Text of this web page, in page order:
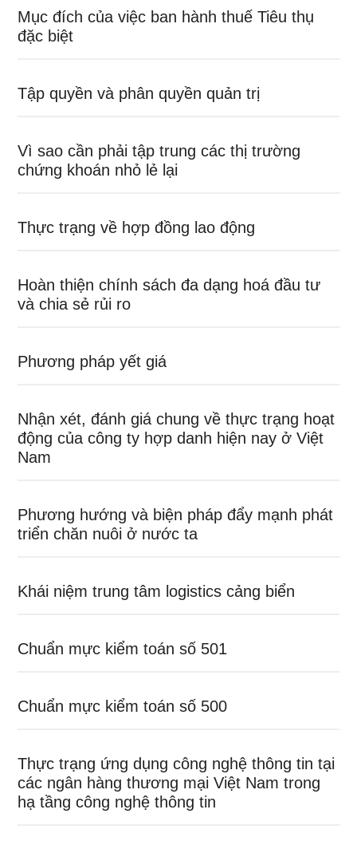
Mục đích của việc ban hành thuế Tiêu thụ
đặc biệt
Tập quyền và phân quyền quản trị
Vì sao cần phải tập trung các thị trường
chứng khoán nhỏ lẻ lại
Thực trạng về hợp đồng lao động
Hoàn thiện chính sách đa dạng hoá đầu tư
và chia sẻ rủi ro
Phương pháp yết giá
Nhận xét, đánh giá chung về thực trạng hoạt
động của công ty hợp danh hiện nay ở Việt
Nam
Phương hướng và biện pháp đẩy mạnh phát
triển chăn nuôi ở nước ta
Khái niệm trung tâm logistics cảng biển
Chuẩn mực kiểm toán số 501
Chuẩn mực kiểm toán số 500
Thực trạng ứng dụng công nghệ thông tin tại
các ngân hàng thương mại Việt Nam trong
hạ tầng công nghệ thông tin